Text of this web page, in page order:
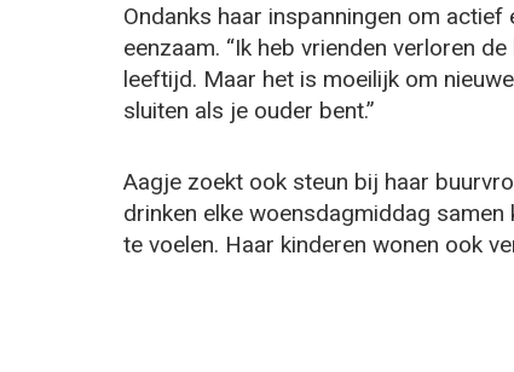
Ondanks haar inspanningen om
eenzaam. “Ik heb vrienden verloren
leeftijd. Maar het is moeilijk om
sluiten als je ouder bent.”
Aagje zoekt ook steun bij haar
drinken elke woensdagmiddag
te voelen. Haar kinderen wonen ook